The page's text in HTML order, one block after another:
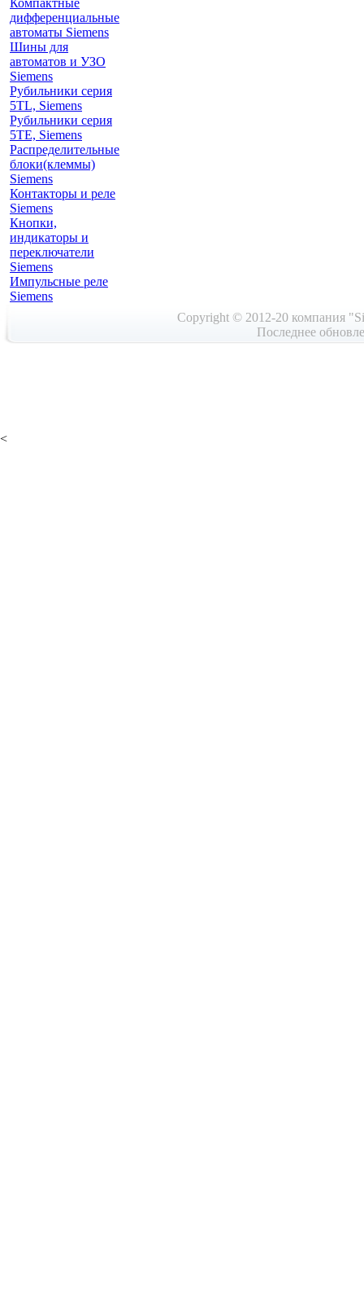
Компактные
дифференциальные
автоматы Siemens
Шины для
автоматов и УЗО
Siemens
Рубильники серия
5TL, Siemens
Рубильники серия
5TE, Siemens
Распределительные
блоки(клеммы)
Siemens
Контакторы и реле
Siemens
Кнопки,
индикаторы и
переключатели
Siemens
Импульсные реле
Siemens
Copyright © 2012-20 компания
Последнее
<